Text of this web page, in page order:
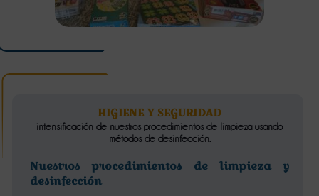
HIGIENE Y SEGURIDAD
intensificación de nuestros procedimientos de limpieza usando
métodos de desinfección.
Nuestros procedimientos de limpieza y
desinfección